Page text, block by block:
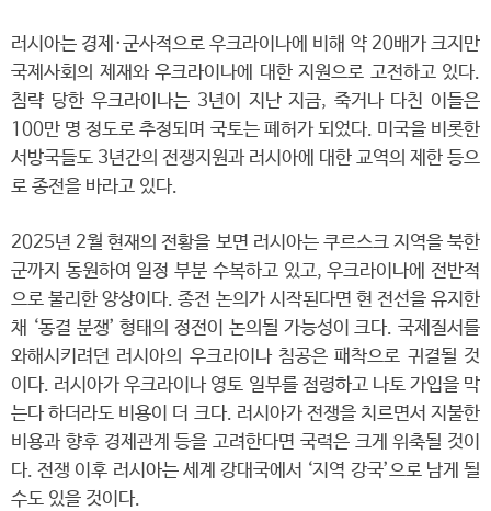
러시아는 경제·군사적으로 우크라이나에 비해 약 20배가 크지만
국제사회의 제재와 우크라이나에 대한 지원으로 고전하고 있다.
침략 당한 우크라이나는 3년이 지난 지금, 죽거나 다친 이들은
100만 명 정도로 추정되며 국토는 폐허가 되었다. 미국을 비롯한
서방국들도 3년간의 전쟁지원과 러시아에 대한 교역의 제한 등으
로 종전을 바라고 있다.
2025년 2월 현재의 전황을 보면 러시아는 쿠르스크 지역을 북한
군까지 동원하여 일정 부분 수복하고 있고, 우크라이나에 전반적
으로 불리한 양상이다. 종전 논의가 시작된다면 현 전선을 유지한
채 ‘동결 분쟁’ 형태의 정전이 논의될 가능성이 크다. 국제질서를
와해시키려던 러시아의 우크라이나 침공은 패착으로 귀결될 것
이다. 러시아가 우크라이나 영토 일부를 점령하고 나토 가입을 막
는다 하더라도 비용이 더 크다. 러시아가 전쟁을 치르면서 지불한
비용과 향후 경제관계 등을 고려한다면 국력은 크게 위축될 것이
다. 전쟁 이후 러시아는 세계 강대국에서 ‘지역 강국’으로 남게 될
수도 있을 것이다.